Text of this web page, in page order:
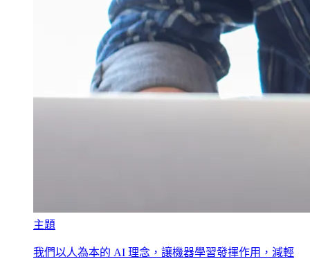
主題
我們以人為本的 AI 理念，讓機器學習發揮作用，減輕